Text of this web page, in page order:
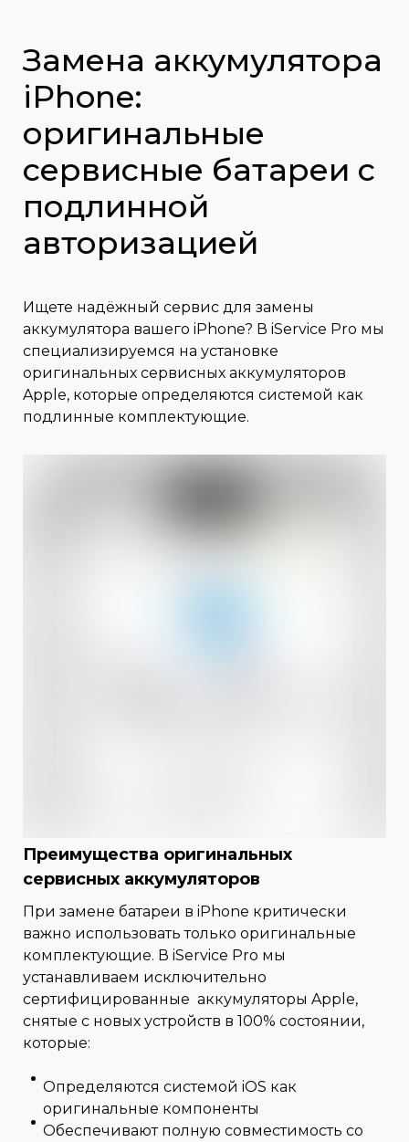
Замена аккумулятора
iPhone:
оригинальные
сервисные батареи с
подлинной
авторизацией
Ищете надёжный сервис для замены
аккумулятора вашего iPhone? В iService Pro мы
специализируемся на установке
оригинальных сервисных аккумуляторов
Apple, которые определяются системой как
подлинные комплектующие.
Преимущества оригинальных
сервисных аккумуляторов
При замене батареи в iPhone критически
важно использовать только оригинальные
комплектующие. В iService Pro мы
устанавливаем исключительно
сертифицированные аккумуляторы Apple,
снятые с новых устройств в 100% состоянии,
которые:
Определяются системой iOS как
оригинальные компоненты
Обеспечивают полную совместимость со